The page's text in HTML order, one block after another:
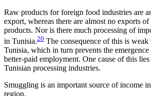
Raw products for foreign food industries are
export, whereas there are almost no exports of
products. Nor is there much processing of
in Tunisia.20 The consequence of this is
Tunisia, which in turn prevents the
better-paid employment. One cause of this
Tunisian processing industries.
Smuggling is an important source of income
region.